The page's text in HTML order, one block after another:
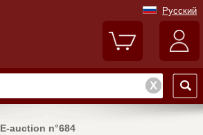
Русский
E-auction n°684